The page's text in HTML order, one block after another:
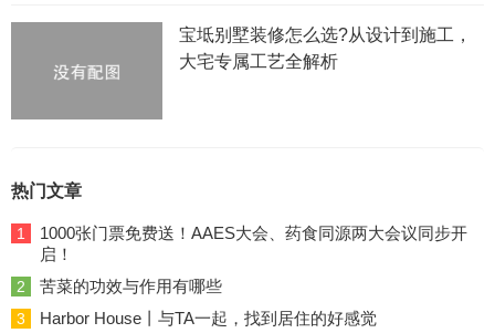
宝坻别墅装修怎么选?从设计到施工，
大宅专属工艺全解析
热门文章
1
1000张门票免费送！AAES大会、药食同源两大会议同步开
启！
2 苦菜的功效与作用有哪些
3 Harbor House丨与TA一起，找到居住的好感觉